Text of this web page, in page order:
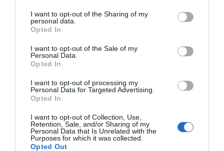
I want to opt-out of the Sharing of my
personal data.
Opted In
I want to opt-out of the Sale of my
Personal Data.
Opted In
I want to opt-out of processing my
Personal Data for Targeted Advertising.
Opted In
I want to opt-out of Collection, Use,
Retention, Sale, and/or Sharing of my
Personal Data that Is Unrelated with the
Purposes for which it was collected.
Opted Out
papel da Estação Biológica de Mértola, onde trabalham vários
considerando que a instalação do CCCB no concelho permitiria reforçar
a ligação entre investigação, conservação da natureza e desenvolvimento
Além de defender a localização do centro em Mértola, a autarquia
solicitou também a sua integração na comissão instaladora do projeto,
argumentando que os territórios rurais devem ter um papel central nas
decisões relacionadas com biodiversidade e atividade cinegética em